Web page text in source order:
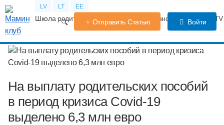
LV LT EE
Школа родителей Календарь беременности Форум
Отправить Статью Войти
На выплату родительских пособий
в период кризиса Covid-19
выделено 6,3 млн евро